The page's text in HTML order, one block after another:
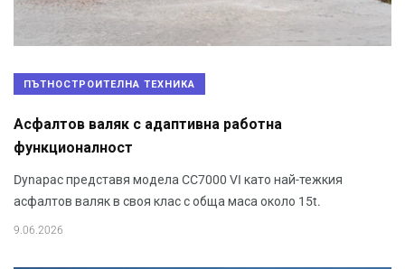
ПЪТНОСТРОИТЕЛНА ТЕХНИКА
Aсфалтов валяк с адаптивна работна
функционалност
Dynapac представя модела CC7000 VI като най-тежкия
асфалтов валяк в своя клас с обща маса около 15t.
9.06.2026